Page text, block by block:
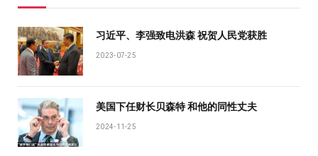
习近平、李强致电洪森 祝贺人民党获胜
2023-07-25
美国下任财长贝森特 和他的同性丈夫
2024-11-25